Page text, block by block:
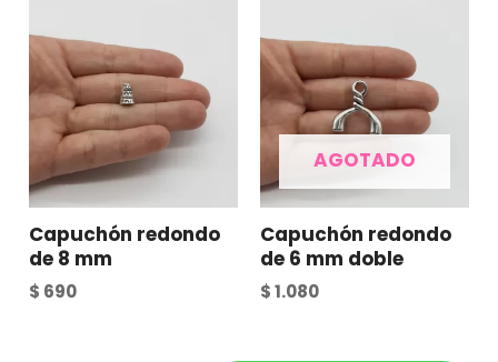
Capuchón redondo
de 8 mm
$ 690
AGOTADO
Capuchón redondo
de 6 mm doble
$1.080